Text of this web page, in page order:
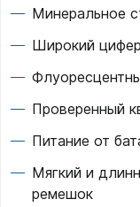
Минеральное
Широкий
Проверенный
Питание от
Мягкий и
ремешок